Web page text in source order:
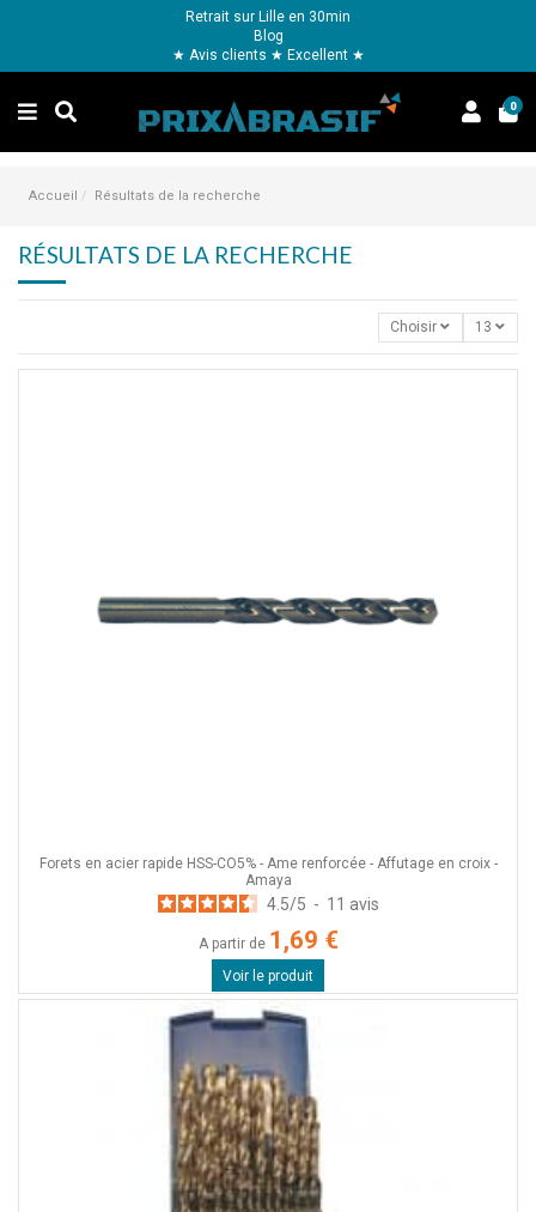
Retrait sur Lille en 30min
Blog
★ Avis clients ★ Excellent ★
0
Accueil Résultats de la recherche
RÉSULTATS DE LA RECHERCHE
Choisir 13
Forets en acier rapide HSS-CO5% - Ame renforcée - Affutage en croix -
Amaya
4.5/5 - 11 avis
A partir de 1,69 €
Voir le produit